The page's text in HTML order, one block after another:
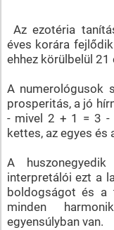
Az ezotéria
éves korára
ehhez körülbelül 21
A numerológusok
prosperitás, a jó
- mivel 2 + 1 = 3 -
kettes, az egyes és
A
interpretálói ezt a
boldogságot és a
minden
egyensúlyban van.